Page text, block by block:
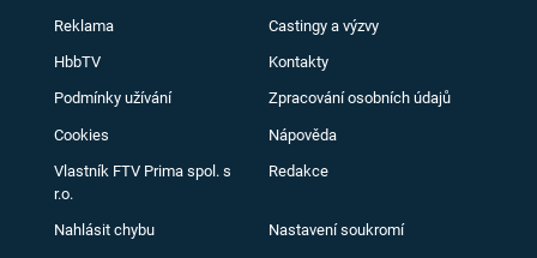
Reklama Castingy a výzvy
HbbTV Kontakty
Podmínky užívání Zpracování osobních údajů
Cookies Nápověda
Vlastník FTV Prima spol. s
r.o.
Redakce
Nahlásit chybu Nastavení soukromí